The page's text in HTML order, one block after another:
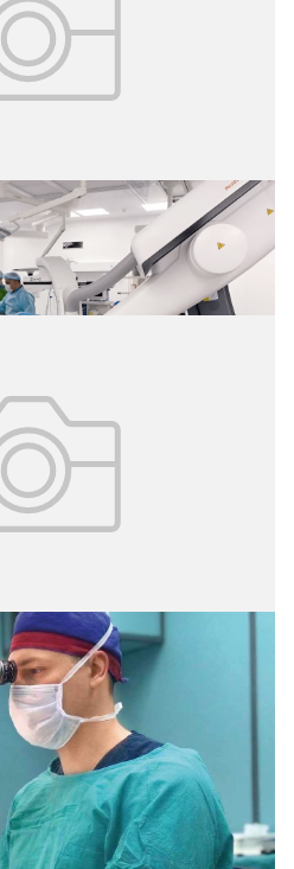
ПИ № ФС 77 – 71880
по надзору в сфере